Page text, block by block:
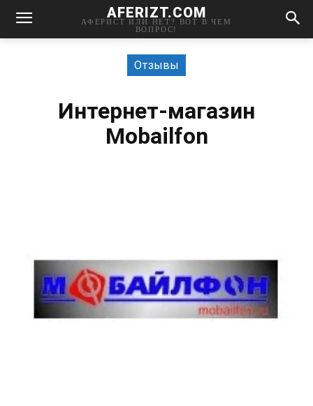
AFERIZT.COM
АФЕРИСТ ИЛИ НЕТ? ВОТ В ЧЕМ
ВОПРОС!
Отзывы
Интернет-магазин
Mobailfon